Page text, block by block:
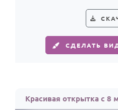
СДЕЛАТЬ
Красивая открытка с 8